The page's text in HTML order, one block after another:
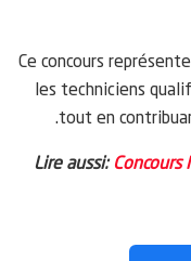
Ce concours
les techniciens
tout en
Lire aussi: Concours